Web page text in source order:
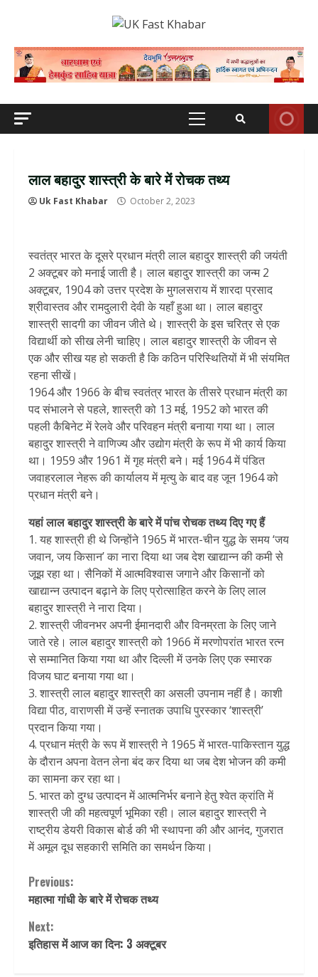
Primary
लाल बहादुर शास्त्री के बारे में रोचक तथ्य
Uk Fast Khabar October 2, 2023
स्वतंत्र भारत के दूसरे प्रधान मंत्री लाल बहादुर शास्त्री की जयंती
2 अक्टूबर को मनाई जाती है। लाल बहादुर शास्त्री का जन्म 2
अक्टूबर, 1904 को उत्तर प्रदेश के मुगलसराय में शारदा प्रसाद
श्रीवास्तव और रामदुलारी देवी के यहाँ हुआ था। लाल बहादुर
शास्त्री सादगी का जीवन जीते थे। शास्त्री के इस चरित्र से एक
विद्यार्थी को सीख लेनी चाहिए। लाल बहादुर शास्त्री के जीवन से
एक और सीख यह हो सकती है कि कठिन परिस्थितियों में भी संयमित
रहना सीखें।
1964 और 1966 के बीच स्वतंत्र भारत के तीसरे प्रधान मंत्री का
पद संभालने से पहले, शास्त्री को 13 मई, 1952 को भारत की
पहली कैबिनेट में रेलवे और परिवहन मंत्री बनाया गया था। लाल
बहादुर शास्त्री ने वाणिज्य और उद्योग मंत्री के रूप में भी कार्य किया
था। 1959 और 1961 में गृह मंत्री बने। मई 1964 में पंडित
जवाहरलाल नेहरू की कार्यालय में मृत्यु के बाद वह जून 1964 को
प्रधान मंत्री बने।
यहां लाल बहादुर शास्त्री के बारे में पांच रोचक तथ्य दिए गए हैं
1. यह शास्त्री ही थे जिन्होंने 1965 में भारत-चीन युद्ध के समय ‘जय
जवान, जय किसान’ का नारा दिया था जब देश खाद्यान्न की कमी से
जूझ रहा था। सैनिकों में आत्मविश्वास जगाने और किसानों को
खाद्यान्न उत्पादन बढ़ाने के लिए प्रोत्साहित करने के लिए लाल
बहादुर शास्त्री ने नारा दिया।
2. शास्त्री जीवनभर अपनी ईमानदारी और विनम्रता के लिए जाने
जाते रहे। लाल बहादुर शास्त्री को 1966 में मरणोपरांत भारत रत्न
से सम्मानित किया गया था और दिल्ली में उनके लिए एक स्मारक
विजय घाट बनाया गया था।
3. शास्त्री लाल बहादुर शास्त्री का असली उपनाम नहीं है। काशी
विद्या पीठ, वाराणसी में उन्हें स्नातक उपाधि पुरस्कार ‘शास्त्री’
प्रदान किया गया।
4. प्रधान मंत्री के रूप में शास्त्री ने 1965 में भारत-पाकिस्तान युद्ध
के दौरान अपना वेतन लेना बंद कर दिया था जब देश भोजन की कमी
का सामना कर रहा था।
5. भारत को दुग्ध उत्पादन में आत्मनिर्भर बनाने हेतु श्वेत क्रांति में
शास्त्री जी की महत्वपूर्ण भूमिका रही। लाल बहादुर शास्त्री ने
राष्ट्रीय डेयरी विकास बोर्ड की भी स्थापना की और आनंद, गुजरात
में अमूल दूध सहकारी समिति का समर्थन किया।
Continue
Reading
Previous:
महात्मा गांधी के बारे में रोचक तथ्य
Next:
इतिहास में आज का दिन: 3 अक्टूबर